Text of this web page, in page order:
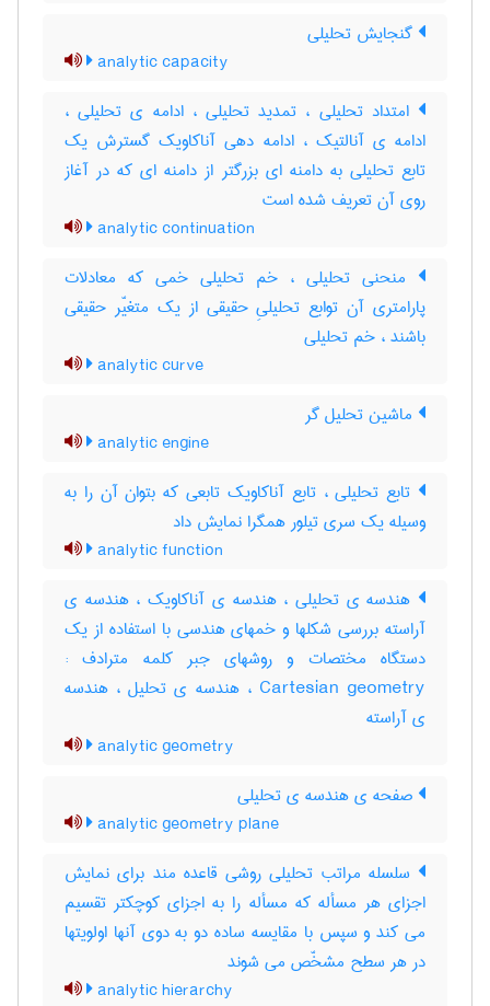
گنجایش تحلیلی
analytic capacity
امتداد تحلیلی ، تمدید تحلیلی ، ادامه ی تحلیلی ،
ادامه ی آنالتیک ، ادامه دهی آناکاویک گسترش یک
تابع تحلیلی به دامنه ای بزرگتر از دامنه ای که در آغاز
روی آن تعریف شده است
analytic continuation
منحنی تحلیلی ، خم تحلیلی خمی که معادلات
پارامتری آن توابع تحلیلیِ حقیقی از یک متغیّر حقیقی
باشند ، خم تحلیلی
analytic curve
ماشین تحلیل گر
analytic engine
تابع تحلیلی ، تابع آناکاویک تابعی که بتوان آن را به
وسیله یک سری تیلور همگرا نمایش داد
analytic function
هندسه ی تحلیلی ، هندسه ی آناکاویک ، هندسه ی
آراسته بررسی شکلها و خمهای هندسی با استفاده از یک
دستگاه مختصات و روشهای جبر کلمه مترادف :
Cartesian geometry ، هندسه ی تحلیل ، هندسه
ی آراسته
analytic geometry
صفحه ی هندسه ی تحلیلی
analytic geometry plane
سلسله مراتب تحلیلی روشی قاعده مند برای نمایش
اجزای هر مسأله که مسأله را به اجزای کوچکتر تقسیم
می کند و سپس با مقایسه ساده دو به دوی آنها اولویتها
در هر سطح مشخّص می شوند
analytic hierarchy